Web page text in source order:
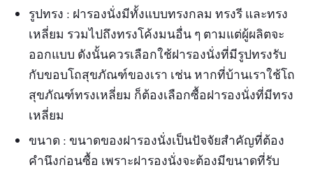
เรียบร้อยดีมาก ทดลองใส่แล้วตรงรุ่นใช้งานได้ตาม
ปกติ คุณภาพต้องดูระยะยาว”
รูปทรง : ฝารองนั่งมีทั้งแบบทรงกลม ทรงรี และทรง
เหลี่ยม รวมไปถึงทรงโค้งมนอื่น ๆ ตามแต่ผู้ผลิตจะ
ออกแบบ ดังนั้นควรเลือกใช้ฝารองนั่งที่มีรูปทรงรับ
กับขอบโถสุขภัณฑ์ของเรา เช่น หากที่บ้านเราใช้โถ
สุขภัณฑ์ทรงเหลี่ยม ก็ต้องเลือกซื้อฝารองนั่งที่มีทรง
เหลี่ยม
ขนาด : ขนาดของฝารองนั่งเป็นปัจจัยสำคัญที่ต้อง
คำนึงก่อนซื้อ เพราะฝารองนั่งจะต้องมีขนาดที่รับ